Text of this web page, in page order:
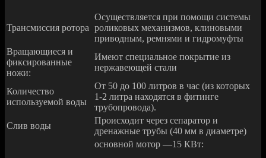
Трансмиссия ротора
Осуществляется при помощи системы
роликовых механизмов, клиновыми
приводным, ремнями и гидромуфты
Вращающиеся и
фиксированные
ножи:
Имеют специальное покрытие из
нержавеющей стали
Количество
используемой воды
От 50 до 100 литров в час (из которых
1-2 литра находятся в фитинге
трубопровода).
Слив воды
Происходит через сепаратор и
дренажные трубы (40 мм в диаметре)
основной мотор —15 КВт: